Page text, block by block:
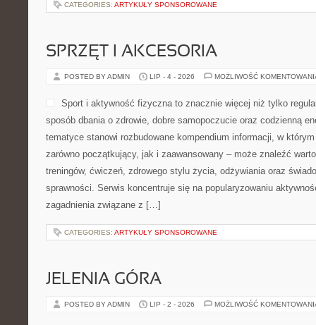
CATEGORIES: ARTYKUŁY SPONSOROWANE
SPRZĘT I AKCESORIA
POSTED BY ADMIN LIP - 4 - 2026 MOŻLIWOŚĆ
Sport i aktywność fizyczna to znacznie więcej niż tylko
sposób dbania o zdrowie, dobre samopoczucie oraz codzienną
tematyce stanowi rozbudowane kompendium informacji, w
zarówno początkujący, jak i zaawansowany – może znaleźć
treningów, ćwiczeń, zdrowego stylu życia, odżywiania oraz
sprawności. Serwis koncentruje się na popularyzowaniu
zagadnienia związane z […]
CATEGORIES: ARTYKUŁY SPONSOROWANE
JELENIA GÓRA
POSTED BY ADMIN LIP - 2 - 2026 MOŻLIWOŚĆ